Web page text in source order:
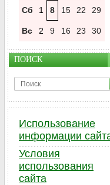
Сб 1 8 15 22 29
Вс 2 9 16 23 30
ПОИСК
Использование
информации
Условия
использования
сайта